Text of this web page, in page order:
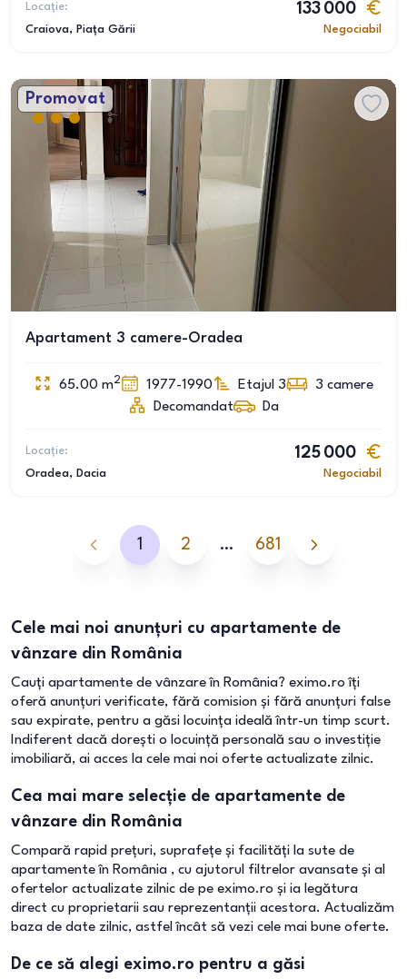
Locație:
Craiova, Piața Gării
133 000
Negociabil
Promovat
Apartament 3 camere-Oradea
65.00 m2 1977-1990 Etajul 3 3 camere
Decomandat
Da
Locație:
Oradea, Dacia
125 000
Negociabil
1 2 … 681
Cele mai noi anunțuri cu apartamente de
vânzare din România
Cauți apartamente de vânzare în România? eximo.ro îți
oferă anunțuri verificate, fără comision și fără anunțuri false
sau expirate, pentru a găsi locuința ideală într-un timp scurt.
Indiferent dacă dorești o locuință personală sau o investiție
imobiliară, ai acces la cele mai noi oferte actualizate zilnic.
Cea mai mare selecție de apartamente de
vânzare din România
Compară rapid prețuri, suprafețe și facilități la sute de
apartamente în România , cu ajutorul filtrelor avansate și al
ofertelor actualizate zilnic de pe eximo.ro și ia legătura
direct cu proprietarii sau reprezentanții acestora. Actualizăm
baza de date zilnic, astfel încât să vezi cele mai bune oferte.
De ce să alegi eximo.ro pentru a găsi